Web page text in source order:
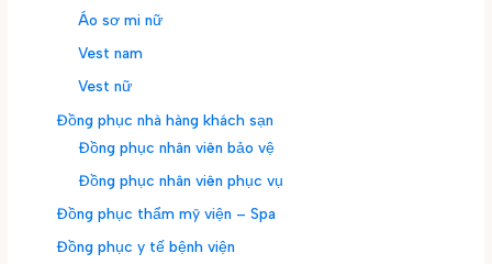
Áo sơ mi nữ
Vest nam
Vest nữ
Đồng phục nhà hàng khách sạn
Đồng phục nhân viên bảo vệ
Đồng phục nhân viên phục vụ
Đồng phục thẩm mỹ viện – Spa
Đồng phục y tế bệnh viện